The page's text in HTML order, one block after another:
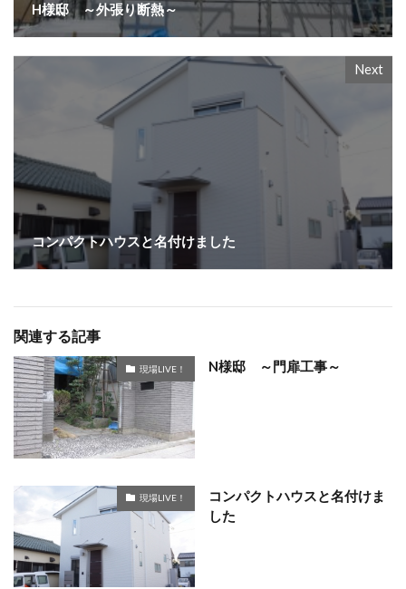
H様邸 ～外張り断熱～
Next
コンパクトハウスと名付けました
関連する記事
現場LIVE！ N様邸 ～門扉工事～
現場LIVE！
コンパクトハウスと名付けま
した